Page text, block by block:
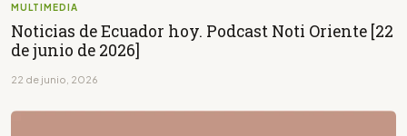
MULTIMEDIA
Noticias de Ecuador hoy. Podcast Noti Oriente [22
de junio de 2026]
22 de junio, 2026